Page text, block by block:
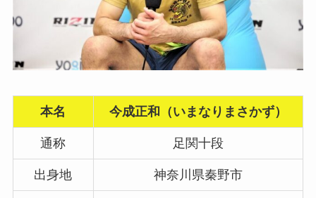
本名 今成正和（いまなりまさかず）
通称 足関十段
出身地 神奈川県秦野市